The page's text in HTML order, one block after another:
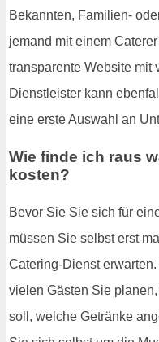
Bekannten, Familien-
jemand mit einem
transparente Website mit
Dienstleister kann
eine erste Auswahl an
Wie finde ich raus
kosten?
Bevor Sie Sie sich für
müssen Sie selbst erst
Catering-Dienst
vielen Gästen Sie
soll, welche Getränke